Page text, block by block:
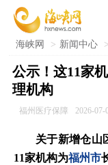
海峡网 > 新闻中心 >
公示！这11家
理机构
福州医疗保障 2026-07-
关于新增仓山
11家机构为福州市